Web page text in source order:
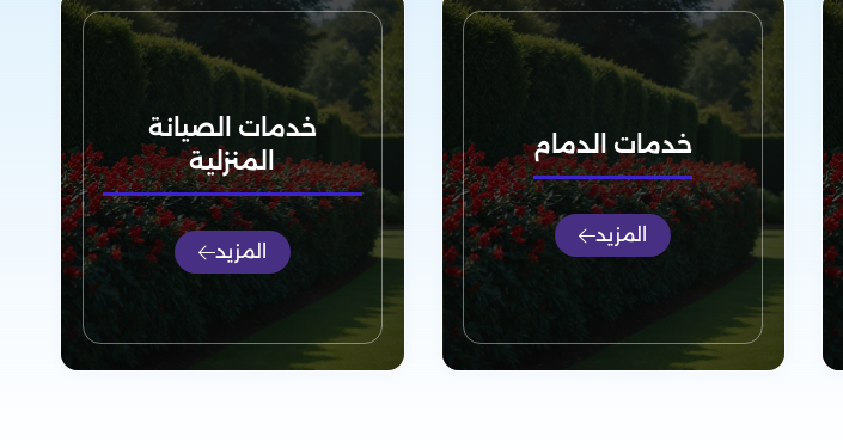
خدمات الدمام
المزيد
خدمات الصيانة
المنزلية
المزيد